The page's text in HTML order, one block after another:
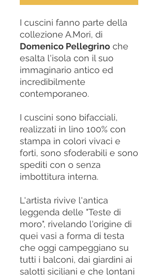
I cuscini fanno parte della
collezione A.Mori, di
Domenico Pellegrino che
esalta l'isola con il suo
immaginario antico ed
incredibilmente
contemporaneo.
I cuscini sono bifacciali,
realizzati in lino 100% con
stampa in colori vivaci e
forti, sono sfoderabili e sono
spediti con o senza
imbottitura interna.
L'artista rivive l'antica
leggenda delle "Teste di
moro", rivelando l'origine di
quei vasi a forma di testa
che oggi campeggiano su
tutti i balconi, dai giardini ai
salotti siciliani e che lontani